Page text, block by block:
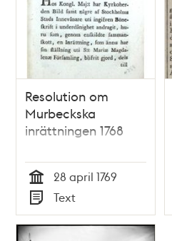
Resolution om
Murbeckska
inrättningen 1768
Tid
28 april 1769
Typ
Text